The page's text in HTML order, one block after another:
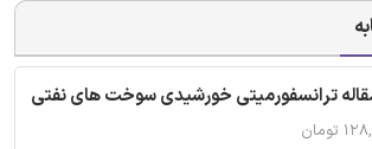
ترانسفورمیتی خورشیدی سوخت های نفتی